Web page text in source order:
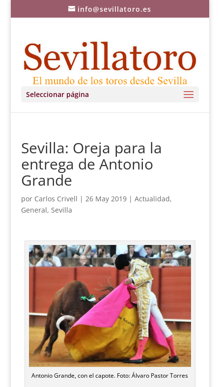
info@sevillatoro.es
Seleccionar página
Sevilla: Oreja para la
entrega de Antonio
Grande
por Carlos Crivell | 26 May 2019| Actualidad,
General, Sevilla
Antonio Grande, con el capote. Foto: Álvaro Pastor Torres